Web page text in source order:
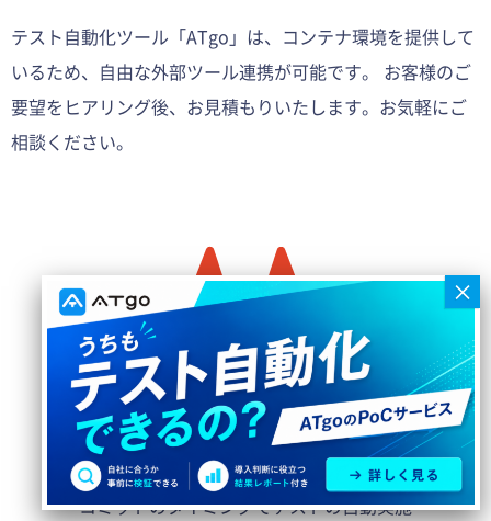
テスト自動化ツール「ATgo」は、コンテナ環境を提供して
いるため、自由な外部ツール連携が可能です。 お客様のご
要望をヒアリング後、お見積もりいたします。お気軽にご
相談ください。
Gitlab連携
コミットのタイミングでテストの自動実施